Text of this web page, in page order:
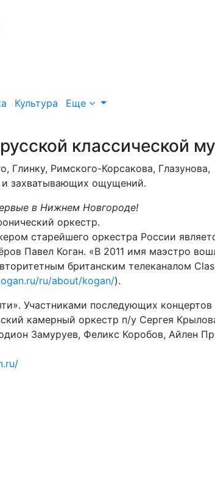
Культура Еще
классической
Римского-Корсакова, Глазунова,
и захватывающих ощущений.
в Нижнем Новгороде!
оркестр.
старейшего оркестра России
Павел Коган. «В 2011 имя маэстро
британским телеканалом
ru/about/kogan/).
Участниками последующих концертов
камерный оркестр п/у Сергея
Замуруев, Феликс Коробов, Айлен